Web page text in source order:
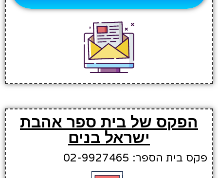
הפקס של בית ספר אהבת
ישראל בנים
פקס בית הספר: 02-9927465